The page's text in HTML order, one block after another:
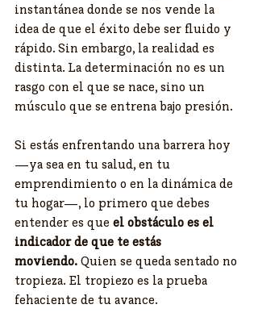
instantánea donde se nos vende la
idea de que el éxito debe ser fluido y
rápido. Sin embargo, la realidad es
distinta. La determinación no es un
rasgo con el que se nace, sino un
músculo que se entrena bajo presión.
​Si estás enfrentando una barrera hoy
—ya sea en tu salud, en tu
emprendimiento o en la dinámica de
tu hogar—, lo primero que debes
entender es que el obstáculo es el
indicador de que te estás
moviendo. Quien se queda sentado no
tropieza. El tropiezo es la prueba
fehaciente de tu avance.